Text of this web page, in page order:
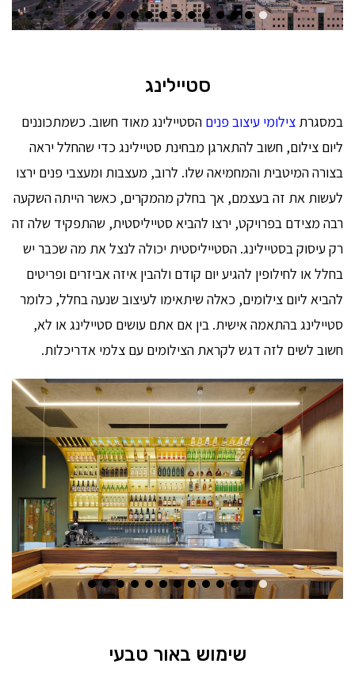
סטיילינג
במסגרת צילומי עיצוב פנים הסטיילינג מאוד חשוב. כשמתכוננים
ליום צילום, חשוב להתארגן מבחינת סטיילינג כדי שהחלל יראה
בצורה המיטבית והמחמיאה שלו. לרוב, מעצבות ומעצבי פנים ירצו
לעשות את זה בעצמם, אך בחלק מהמקרים, כאשר הייתה השקעה
רבה מצידם בפרויקט, ירצו להביא סטייליסטית, שהתפקיד שלה זה
רק עיסוק בסטיילינג. הסטייליסטית יכולה לנצל את מה שכבר יש
בחלל או לחילופין להגיע יום קודם ולהבין איזה אביזרים ופריטים
להביא ליום צילומים, כאלה שיתאימו לעיצוב שנעה בחלל, כלומר
סטיילינג בהתאמה אישית. בין אם אתם עושים סטיילינג או לא,
חשוב לשים לזה דגש לקראת הצילומים עם צלמי אדריכלות.
שימוש באור טבעי